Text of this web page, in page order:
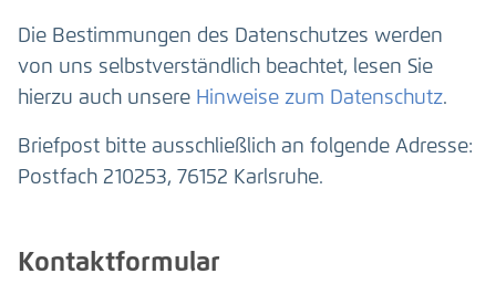
Die Bestimmungen des Datenschutzes werden
von uns selbstverständlich beachtet, lesen Sie
hierzu auch unsere Hinweise zum Datenschutz.
Briefpost bitte ausschließlich an folgende Adresse:
Postfach 210253, 76152 Karlsruhe.
Kontaktformular